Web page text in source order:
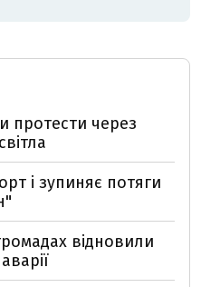
протести через
і зупиняє потяги
відновили